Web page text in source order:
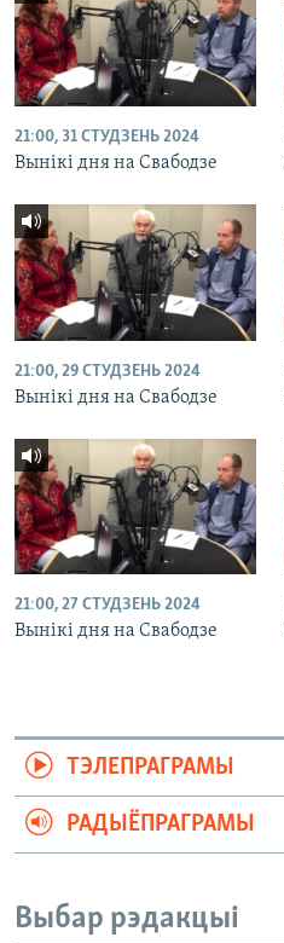
21:00, 31 СТУДЗЕНЬ 2024
Вынікі дня на Свабодзе
21:00, 29 СТУДЗЕНЬ 2024
Вынікі дня на Свабодзе
21:00, 27 СТУДЗЕНЬ 2024
Вынікі дня на Свабодзе
ТЭЛЕПРАГРАМЫ
РАДЫЁПРАГРАМЫ
Выбар рэдакцыі